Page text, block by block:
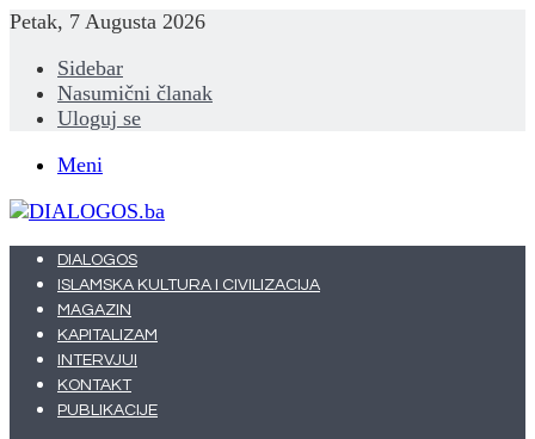
Petak, 7 Augusta 2026
Sidebar
Nasumični članak
Uloguj se
Meni
DIALOGOS
ISLAMSKA KULTURA I CIVILIZACIJA
MAGAZIN
KAPITALIZAM
INTERVJUI
KONTAKT
PUBLIKACIJE